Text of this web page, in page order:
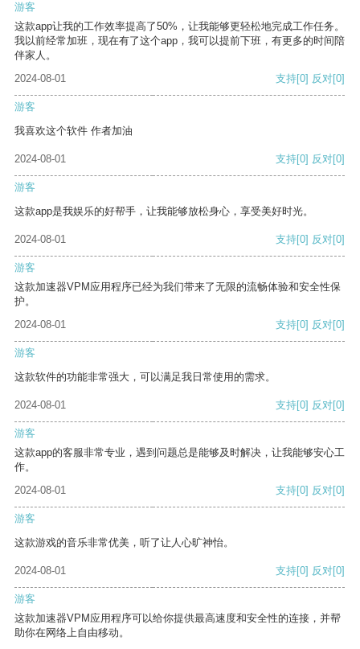
游客
这款app让我的工作效率提高了50%，让我能够更轻松地完成工作任务。
我以前经常加班，现在有了这个app，我可以提前下班，有更多的时间陪
伴家人。
2024-08-01
支持[0] 反对[0]
游客
我喜欢这个软件 作者加油
2024-08-01 支持[0] 反对[0]
游客
这款app是我娱乐的好帮手，让我能够放松身心，享受美好时光。
2024-08-01 支持[0] 反对[0]
游客
这款加速器VPM应用程序已经为我们带来了无限的流畅体验和安全性保
护。
2024-08-01
支持[0] 反对[0]
游客
这款软件的功能非常强大，可以满足我日常使用的需求。
2024-08-01 支持[0] 反对[0]
游客
这款app的客服非常专业，遇到问题总是能够及时解决，让我能够安心工
作。
2024-08-01
支持[0] 反对[0]
游客
这款游戏的音乐非常优美，听了让人心旷神怡。
2024-08-01 支持[0] 反对[0]
游客
这款加速器VPM应用程序可以给你提供最高速度和安全性的连接，并帮
助你在网络上自由移动。